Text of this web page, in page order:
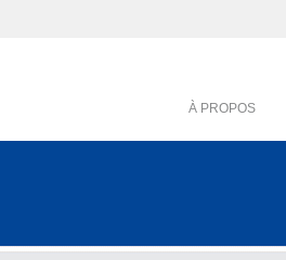
À PROPOS